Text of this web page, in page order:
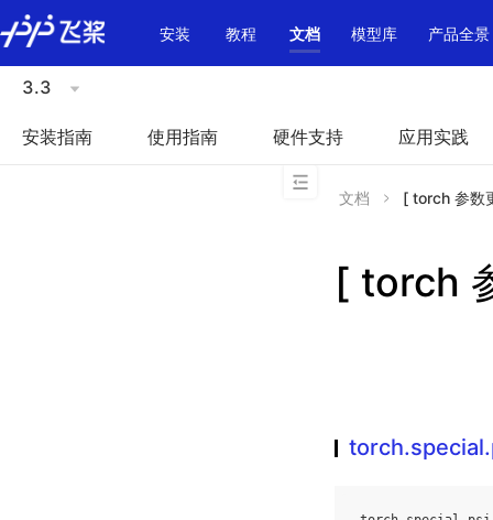
\u200E
安装
教程 文档 模型库 产品全景
3.3
安装指南 使用指南 硬件支持 应用实践
文档 [ torch 参数
[ torch